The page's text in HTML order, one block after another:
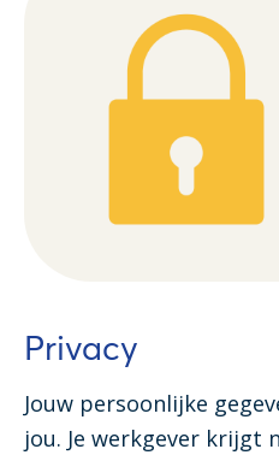
Privacy
Jouw persoonlijke
jou. Je werkgever krijgt